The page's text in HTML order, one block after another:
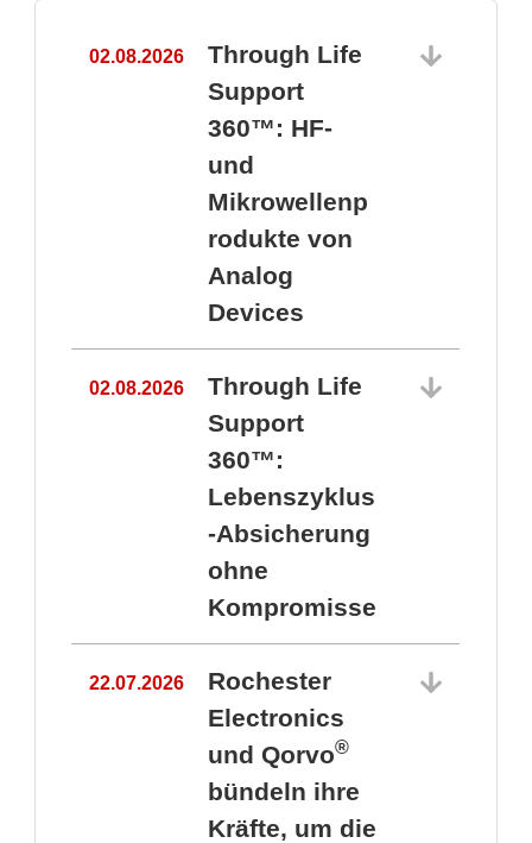
02.08.2026
Through Life
Support
360™: HF-
und
Mikrowellenp
rodukte von
Analog
Devices
02.08.2026
Through Life
Support
360™:
Lebenszyklus
-Absicherung
ohne
Kompromisse
22.07.2026
Rochester
Electronics
und Qorvo®
bündeln ihre
Kräfte, um die